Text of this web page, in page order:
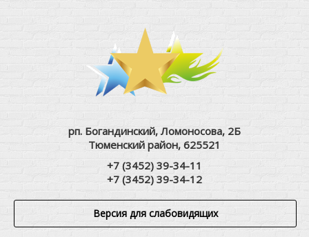
рп. Богандинский, Ломоносова, 2Б
Тюменский район, 625521
+7 (3452) 39-34-11
+7 (3452) 39-34-12
Версия для слабовидящих